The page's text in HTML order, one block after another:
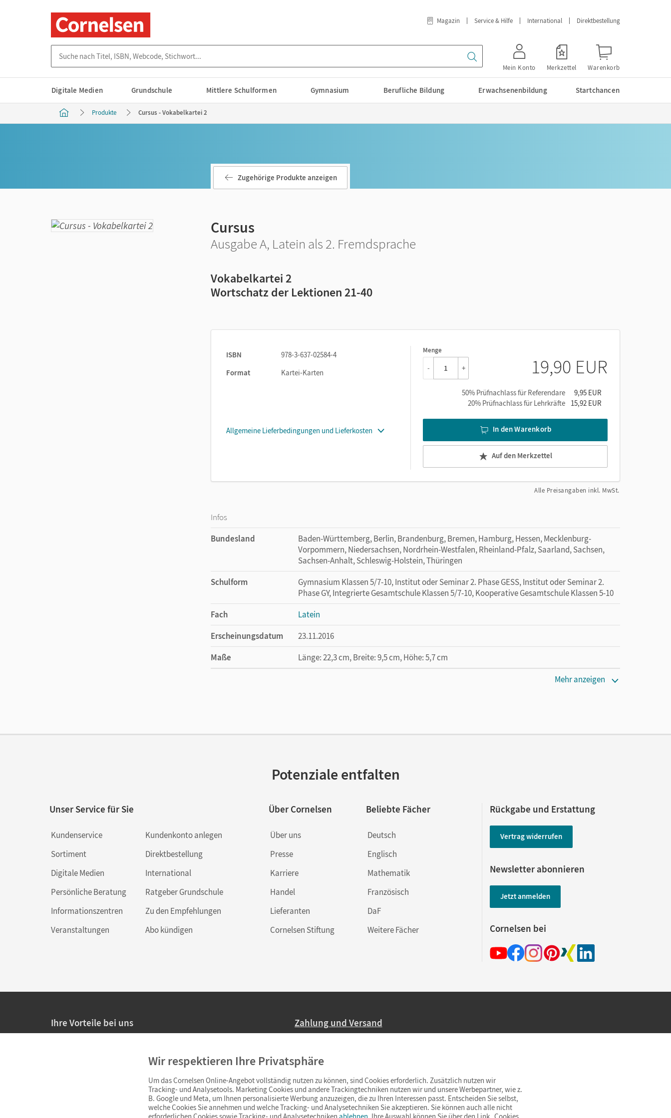
Magazin Service & Hilfe International Direktbestellung
Mein Konto Merkzettel Warenkorb
Digitale Medien Grundschule Mittlere Schulformen Gymnasium Berufliche Bildung Erwachsenenbildung Startchancen
Produkte Cursus - Vokabelkartei 2
Zugehörige Produkte anzeigen
Cursus
Ausgabe A, Latein als 2. Fremdsprache
Vokabelkartei 2
Wortschatz der Lektionen 21-40
ISBN
978-3-637-02584-4
Format
Kartei-Karten
Allgemeine Lieferbedingungen und Lieferkosten
Menge
1
- + 19,90 EUR
50% Prüfnachlass für Referendare
9,95 EUR
20% Prüfnachlass für Lehrkräfte
15,92 EUR
In den Warenkorb
Auf den Merkzettel
Alle Preisangaben inkl. MwSt.
Infos
Bundesland
Baden-Württemberg, Berlin, Brandenburg, Bremen, Hamburg, Hessen, Mecklenburg-
Vorpommern, Niedersachsen, Nordrhein-Westfalen, Rheinland-Pfalz, Saarland, Sachsen,
Sachsen-Anhalt, Schleswig-Holstein, Thüringen
Schulform
Gymnasium Klassen 5/7-10, Institut oder Seminar 2. Phase GESS, Institut oder Seminar 2.
Phase GY, Integrierte Gesamtschule Klassen 5/7-10, Kooperative Gesamtschule Klassen 5-10
Fach
Latein
Erscheinungsdatum
23.11.2016
Maße
Länge: 22,3 cm, Breite: 9,5 cm, Höhe: 5,7 cm
Mehr anzeigen
Potenziale entfalten
Unser Service für Sie
Kundenservice
Sortiment
Digitale Medien
Persönliche Beratung
Informationszentren
Veranstaltungen
Kundenkonto anlegen
Direktbestellung
International
Ratgeber Grundschule
Zu den Empfehlungen
Abo kündigen
Über Cornelsen
Über uns
Presse
Karriere
Handel
Lieferanten
Cornelsen Stiftung
Beliebte Fächer
Deutsch
Englisch
Mathematik
Französisch
DaF
Weitere Fächer
Rückgabe und Erstattung
Vertrag widerrufen
Newsletter abonnieren
Jetzt anmelden
Cornelsen bei
Ihre Vorteile bei uns
Persönliche Angebote für Lehrkräfte
Sicheres Einkaufen mit SSL-Verschlüsselung
Widerrufsfristvon 4 Wochen
Zahlung und Versand
Ab 59,– EUR Bestellwert liefern wir versandkostenfrei innerhalb Deutschlands
(Lieferung in 3–6 Tagen).
Wir respektieren Ihre Privatsphäre
Um das Cornelsen Online-Angebot vollständig nutzen zu können, sind Cookies erforderlich. Zusätzlich nutzen wir
Tracking- und Analysetools. Marketing Cookies und andere Trackingtechniken nutzen wir und unsere Werbepartner, wie z.
B. Google und Meta, um Ihnen personalisierte Werbung anzuzeigen, die zu Ihren Interessen passt. Entscheiden Sie selbst,
welche Cookies Sie annehmen und welche Tracking- und Analysetechniken Sie akzeptieren. Sie können auch alle nicht